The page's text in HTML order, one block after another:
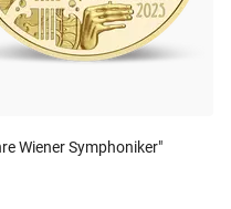
Wiener Symphoniker"